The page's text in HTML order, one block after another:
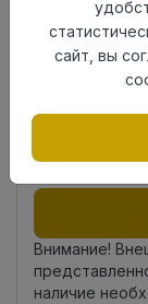
Теплый пол
до
Фаска
4V
Внимание!
наличие
сайт, вы